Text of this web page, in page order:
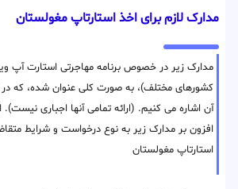
مدارک لازم برای اخذ استارتاپ مغولستان
مدارک زیر در خصوص برنامه مهاجرتی استارت آپ
کشورهای مختلف)، به صورت کلی عنوان شده، که در
آن اشاره می کنیم. (ارائه تمامی آنها اجباری نیست).
افزون بر مدارک زیر به نوع درخواست و شرایط
استارتاپ مغولستان